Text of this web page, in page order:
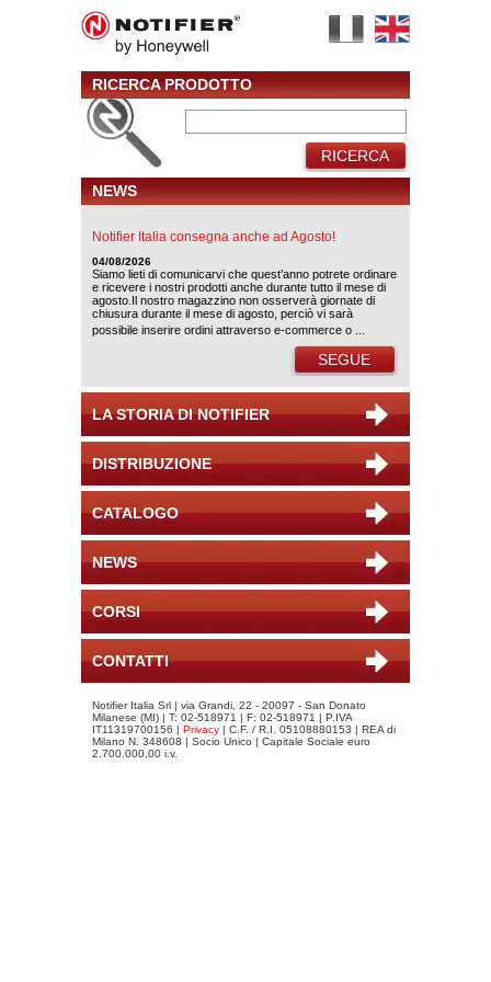
RICERCA PRODOTTO
RICERCA
NEWS
Notifier Italia consegna anche ad Agosto!
04/08/2026
Siamo lieti di comunicarvi che quest’anno potrete ordinare
e ricevere i nostri prodotti anche durante tutto il mese di
agosto.Il nostro magazzino non osserverà giornate di
chiusura durante il mese di agosto, perciò vi sarà
possibile inserire ordini attraverso e-commerce o ...
SEGUE
LA STORIA DI NOTIFIER
DISTRIBUZIONE
CATALOGO
NEWS
CORSI
CONTATTI
Notifier Italia Srl | via Grandi, 22 - 20097 - San Donato
Milanese (MI) | T: 02-518971 | F: 02-518971 | P.IVA
IT11319700156 | Privacy | C.F. / R.I. 05108880153 | REA di
Milano N. 348608 | Socio Unico | Capitale Sociale euro
2.700.000,00 i.v.